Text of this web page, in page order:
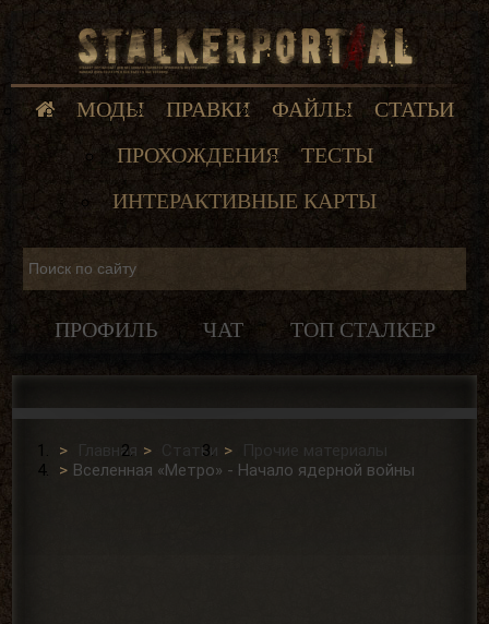
МОДЫ ПРАВКИ ФАЙЛЫ
СТАТЬИ
ПРОХОЖДЕНИЯ
ТЕСТЫ
ИНТЕРАКТИВНЫЕ КАРТЫ
ПРОФИЛЬ ЧАТ ТОП СТАЛКЕР
Главная Статьи
Прочие материалы
Вселенная «Метро» - Начало ядерной войны